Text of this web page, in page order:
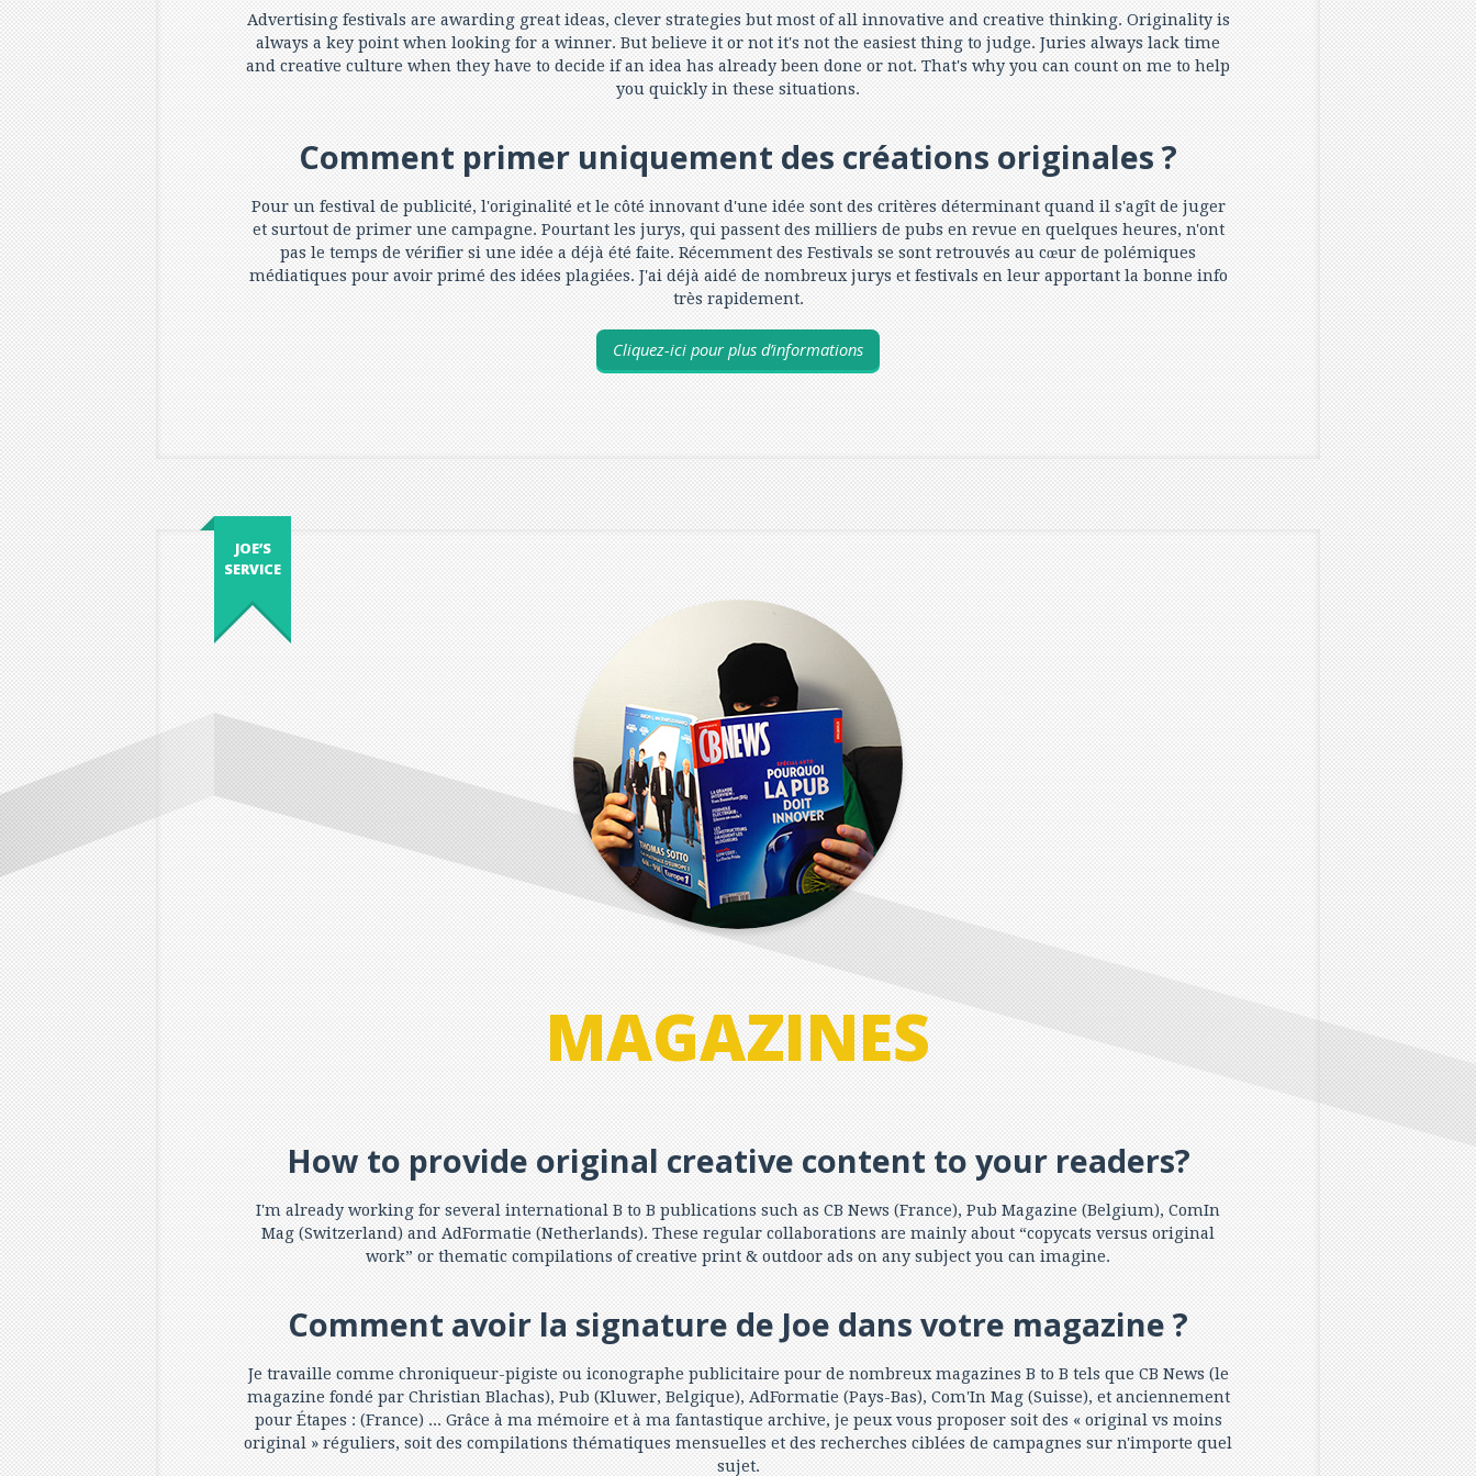
Advertising festivals are awarding great ideas, clever strategies but most of all innovative and creative thinking. Originality is
always a key point when looking for a winner. But believe it or not it's not the easiest thing to judge. Juries always lack time
and creative culture when they have to decide if an idea has already been done or not. That's why you can count on me to help
you quickly in these situations.
Comment primer uniquement des créations originales ?
Pour un festival de publicité, l'originalité et le côté innovant d'une idée sont des critères déterminant quand il s'agît de juger
et surtout de primer une campagne. Pourtant les jurys, qui passent des milliers de pubs en revue en quelques heures, n'ont
pas le temps de vérifier si une idée a déjà été faite. Récemment des Festivals se sont retrouvés au cœur de polémiques
médiatiques pour avoir primé des idées plagiées. J'ai déjà aidé de nombreux jurys et festivals en leur apportant la bonne info
très rapidement.
Cliquez-ici pour plus d’informations
JOE’S
SERVICE
MAGAZINES
How to provide original creative content to your readers?
I'm already working for several international B to B publications such as CB News (France), Pub Magazine (Belgium), ComIn
Mag (Switzerland) and AdFormatie (Netherlands). These regular collaborations are mainly about “copycats versus original
work” or thematic compilations of creative print & outdoor ads on any subject you can imagine.
Comment avoir la signature de Joe dans votre magazine ?
Je travaille comme chroniqueur-pigiste ou iconographe publicitaire pour de nombreux magazines B to B tels que CB News (le
magazine fondé par Christian Blachas), Pub (Kluwer, Belgique), AdFormatie (Pays-Bas), Com'In Mag (Suisse), et anciennement
pour Étapes : (France) ... Grâce à ma mémoire et à ma fantastique archive, je peux vous proposer soit des « original vs moins
original » réguliers, soit des compilations thématiques mensuelles et des recherches ciblées de campagnes sur n'importe quel
sujet.